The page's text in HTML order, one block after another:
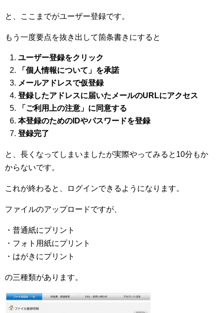
と、ここまでがユーザー登録です。
もう一度要点を抜き出して箇条書きにすると
ユーザー登録をクリック
「個人情報について」を承諾
メールアドレスで仮登録
登録したアドレスに届いたメールのURLにアクセス
「ご利用上の注意」に同意する
本登録のためのIDやパスワードを登録
登録完了
と、長くなってしまいましたが実際やってみると10分もか
からないです。
これが終わると、ログインできるようになります。
ファイルのアップロードですが、
・普通紙にプリント
・フォト用紙にプリント
・はがきにプリント
の三種類があります。